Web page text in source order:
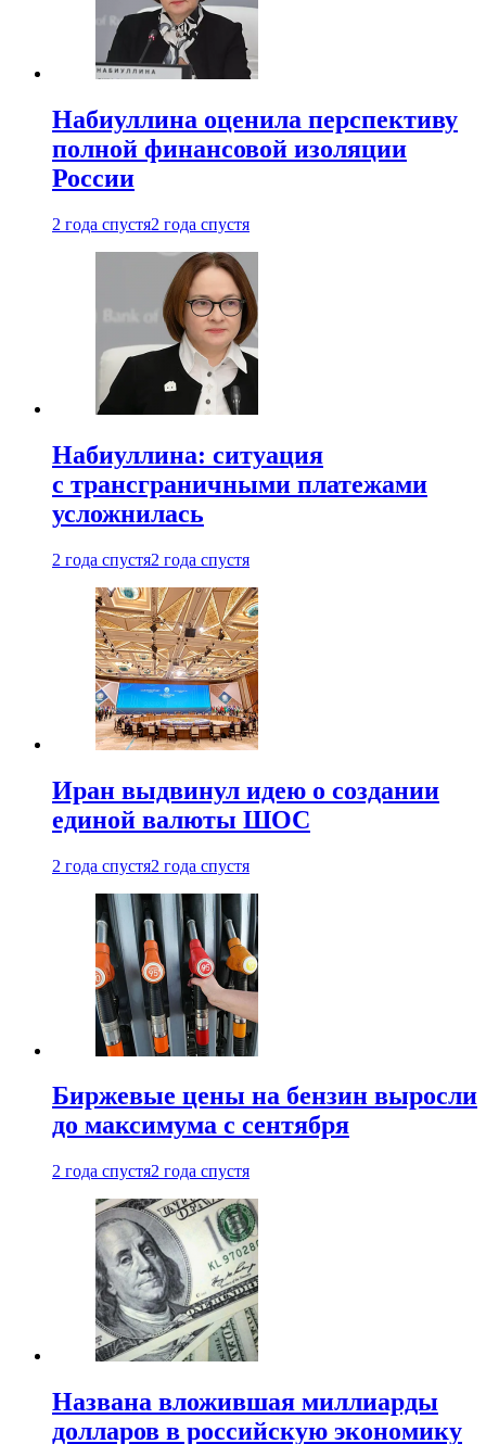
Набиуллина оценила перспективу
полной финансовой изоляции
России
2 года спустя2 года спустя
Набиуллина: ситуация
с трансграничными платежами
усложнилась
2 года спустя2 года спустя
Иран выдвинул идею о создании
единой валюты ШОС
2 года спустя2 года спустя
Биржевые цены на бензин выросли
до максимума с сентября
2 года спустя2 года спустя
Названа вложившая миллиарды
долларов в российскую экономику